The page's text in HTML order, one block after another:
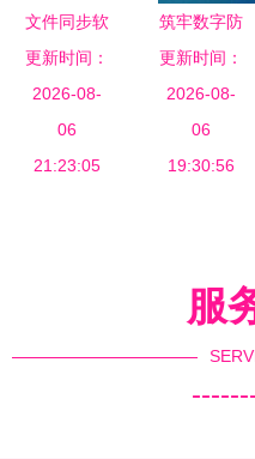
文件同步软
件选择指南
聚焦网络与
信息安全软
件开发视角
更新时间：
2026-08-
06
21:23:05
筑牢数字防
线 网络个
人信息防护
与信息安全
软件开发指
更新时间：
2026-08-
06
19:30:56
服